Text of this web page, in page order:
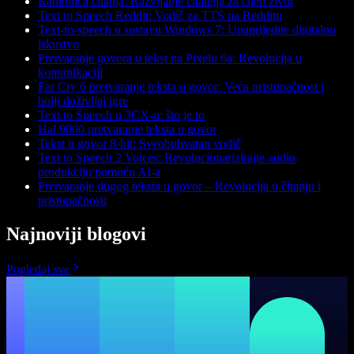
Text to Speech Reddit: Vodič za TTS na Redditu
Text-to-speech u sustavu Windows 7: Unaprijedite digitalno
iskustvo
Pretvaranje govora u tekst na Pixelu 6a: Revolucija u
komunikaciji
Far Cry 6 pretvaranje teksta u govor: Veća pristupačnost i
bolji doživljaj igre
Text to Speech u 3CX-u: što je to
Hal 9000 pretvaranje teksta u govor
Tekst u govor 8-bit: Sveobuhvatan vodič
Text to Speech 2 Voices: Revolucionarizirajte audio
produkciju pomoću AI-a
Pretvaranje dugog teksta u govor – Revolucija u čitanju i
pristupačnosti
Najnoviji blogovi
Pogledaj sve